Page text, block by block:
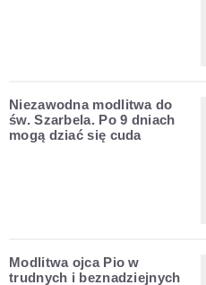
Niezawodna modlitwa do
św. Szarbela. Po 9 dniach
mogą dziać się cuda
Modlitwa ojca Pio w
trudnych i beznadziejnych